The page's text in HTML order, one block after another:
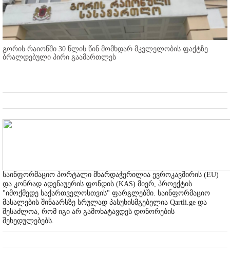
გორის რაიონში 30 წლის წინ მომხდარ მკვლელობის ფაქტზე
ბრალდებული პირი გაამართლეს
საინფორმაციო პორტალი მხარდაჭერილია ევროკავშირის (EU)
და კონრად ადენაუერის ფონდის (KAS) მიერ, პროექტის
"იმოქმედე საქართველოსთვის" ფარგლებში. საინფორმაციო
მასალების შინაარსზე სრულად პასუხისმგებელია Qartli.ge და
შესაძლოა, რომ იგი არ გამოხატავდეს დონორების
შეხედულებებს.